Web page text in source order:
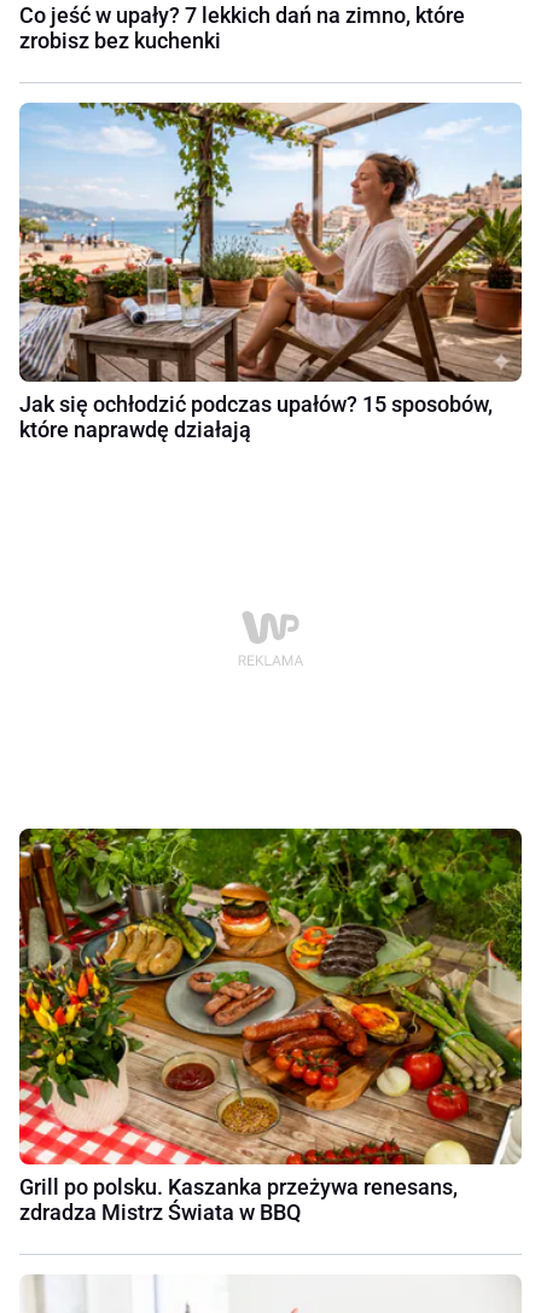
Co jeść w upały? 7 lekkich dań na zimno, które
zrobisz bez kuchenki
Jak się ochłodzić podczas upałów? 15 sposobów,
które naprawdę działają
Grill po polsku. Kaszanka przeżywa renesans,
zdradza Mistrz Świata w BBQ